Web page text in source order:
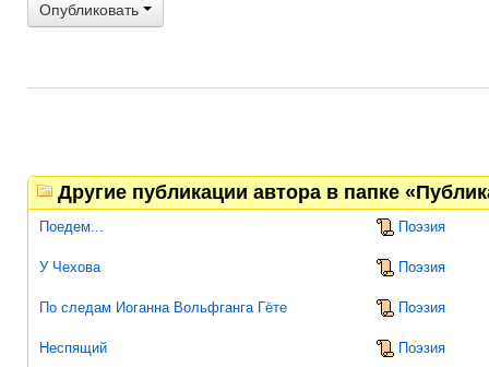
Опубликовать
Другие публикации автора в папке
Поедем... Поэзия
У Чехова Поэзия
По следам Иоганна Вольфганга Гёте Поэзия
Неспящий Поэзия